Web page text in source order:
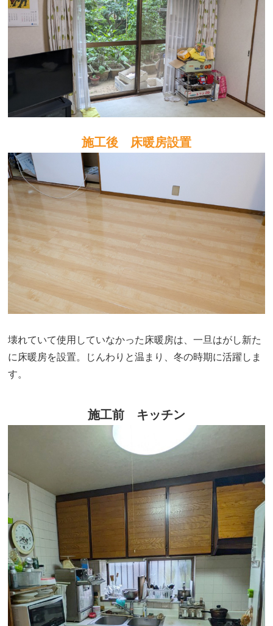
施工後 床暖房設置
壊れていて使用していなかった床暖房は、一旦はがし新た
に床暖房を設置。じんわりと温まり、冬の時期に活躍しま
す。
施工前 キッチン